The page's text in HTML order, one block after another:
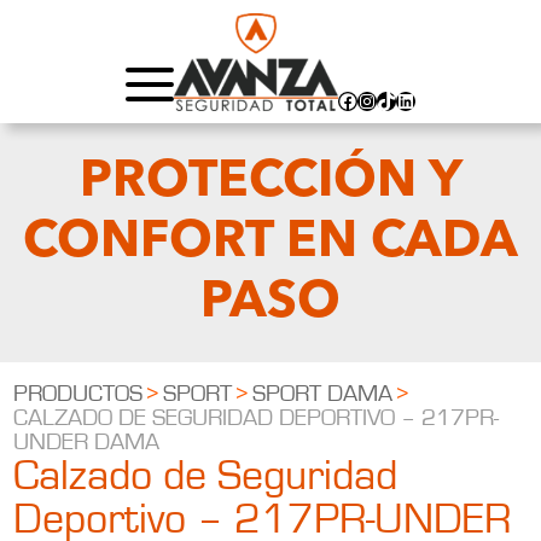
Facebook InstagramTikTok LinkedIn
PROTECCIÓN Y
CONFORT EN CADA
PASO
PRODUCTOS > SPORT > SPORT DAMA >
CALZADO DE SEGURIDAD DEPORTIVO – 217PR-
UNDER DAMA
Calzado de Seguridad
Deportivo – 217PR-UNDER